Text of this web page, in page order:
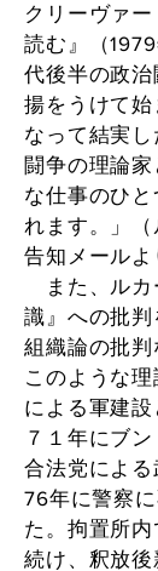
クリーヴァ
読む』（
代後半の政
揚をうけて
なって結実
闘争の理論
な仕事のひ
れます。」
告知メールよ
また、ルカ
識』への批
組織論の批判
このような
による軍建設
７１年にブ
合法党によ
76年に警察
た。拘置所
続け、釈放